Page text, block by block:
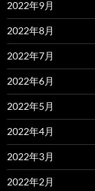
2022年9月
2022年8月
2022年7月
2022年6月
2022年5月
2022年4月
2022年3月
2022年2月